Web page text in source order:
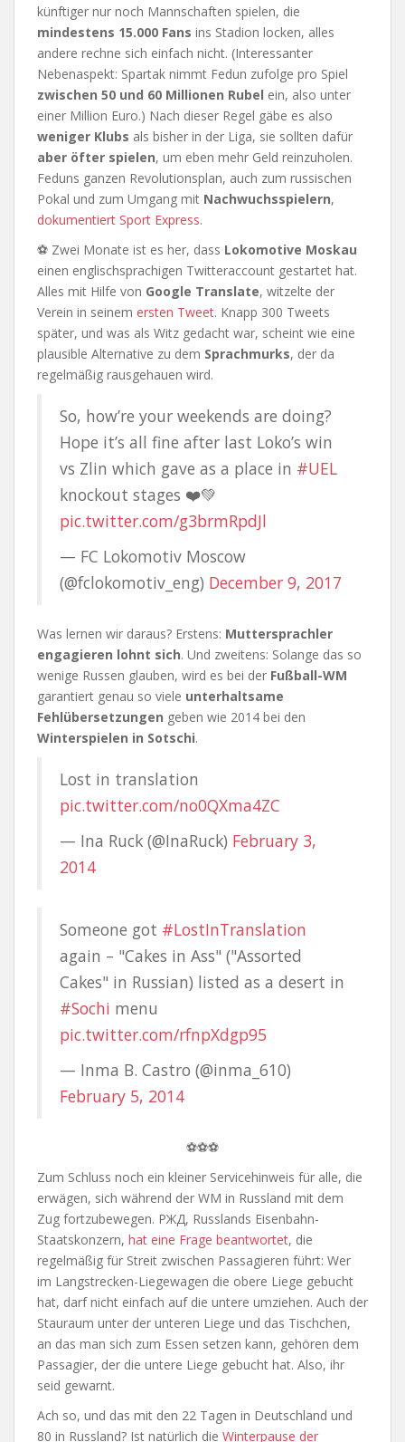
künftiger nur noch Mannschaften spielen, die
mindestens 15.000 Fans ins Stadion locken, alles
andere rechne sich einfach nicht. (Interessanter
Nebenaspekt: Spartak nimmt Fedun zufolge pro Spiel
zwischen 50 und 60 Millionen Rubel ein, also unter
einer Million Euro.) Nach dieser Regel gäbe es also
weniger Klubs als bisher in der Liga, sie sollten dafür
aber öfter spielen, um eben mehr Geld reinzuholen.
Feduns ganzen Revolutionsplan, auch zum russischen
Pokal und zum Umgang mit Nachwuchsspielern,
dokumentiert Sport Express.
⚽ Zwei Monate ist es her, dass Lokomotive Moskau
einen englischsprachigen Twitteraccount gestartet hat.
Alles mit Hilfe von Google Translate, witzelte der
Verein in seinem ersten Tweet. Knapp 300 Tweets
später, und was als Witz gedacht war, scheint wie eine
plausible Alternative zu dem Sprachmurks, der da
regelmäßig rausgehauen wird.
So, how’re your weekends are doing?
Hope it’s all fine after last Loko’s win
vs Zlin which gave as a place in #UEL
knockout stages ❤️💚
pic.twitter.com/g3brmRpdJl
— FC Lokomotiv Moscow
(@fclokomotiv_eng) December 9, 2017
Was lernen wir daraus? Erstens: Muttersprachler
engagieren lohnt sich. Und zweitens: Solange das so
wenige Russen glauben, wird es bei der Fußball-WM
garantiert genau so viele unterhaltsame
Fehlübersetzungen geben wie 2014 bei den
Winterspielen in Sotschi.
Lost in translation
pic.twitter.com/no0QXma4ZC
— Ina Ruck (@InaRuck) February 3,
2014
Someone got #LostInTranslation
again – "Cakes in Ass" ("Assorted
Cakes" in Russian) listed as a desert in
#Sochi menu
pic.twitter.com/rfnpXdgp95
— Inma B. Castro (@inma_610)
February 5, 2014
⚽⚽⚽
Zum Schluss noch ein kleiner Servicehinweis für alle, die
erwägen, sich während der WM in Russland mit dem
Zug fortzubewegen. РЖД, Russlands Eisenbahn-
Staatskonzern, hat eine Frage beantwortet, die
regelmäßig für Streit zwischen Passagieren führt: Wer
im Langstrecken-Liegewagen die obere Liege gebucht
hat, darf nicht einfach auf die untere umziehen. Auch der
Stauraum unter der unteren Liege und das Tischchen,
an das man sich zum Essen setzen kann, gehören dem
Passagier, der die untere Liege gebucht hat. Also, ihr
seid gewarnt.
Ach so, und das mit den 22 Tagen in Deutschland und
80 in Russland? Ist natürlich die Winterpause der